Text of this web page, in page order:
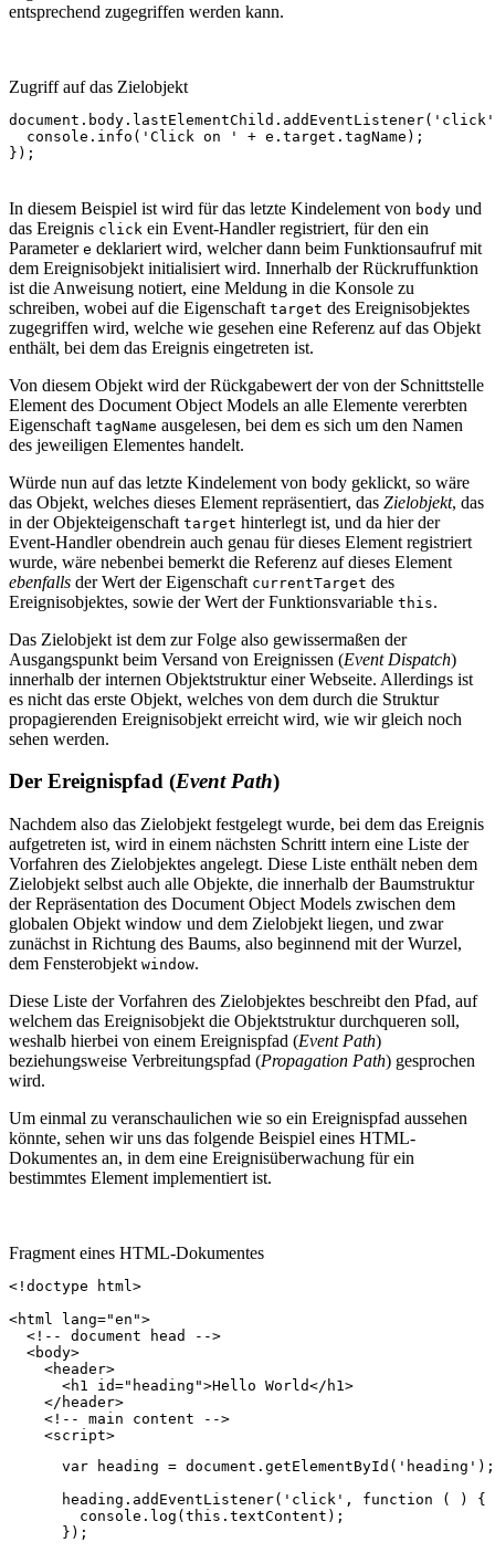
entsprechend zugegriffen werden kann.
Zugriff auf das Zielobjekt
document . body . lastElementChild . addEventListener( 'click'
console . info ( 'Click on ' + e . target . tagName );
});
In diesem Beispiel ist wird für das letzte Kindelement von body und
das Ereignis click ein Event-Handler registriert, für den ein
Parameter e deklariert wird, welcher dann beim Funktionsaufruf mit
dem Ereignisobjekt initialisiert wird. Innerhalb der Rückruffunktion
ist die Anweisung notiert, eine Meldung in die Konsole zu
schreiben, wobei auf die Eigenschaft target des Ereignisobjektes
zugegriffen wird, welche wie gesehen eine Referenz auf das Objekt
enthält, bei dem das Ereignis eingetreten ist.
Von diesem Objekt wird der Rückgabewert der von der Schnittstelle
Element des Document Object Models an alle Elemente vererbten
Eigenschaft tagName ausgelesen, bei dem es sich um den Namen
des jeweiligen Elementes handelt.
Würde nun auf das letzte Kindelement von body geklickt, so wäre
das Objekt, welches dieses Element repräsentiert, das Zielobjekt, das
in der Objekteigenschaft target hinterlegt ist, und da hier der
Event-Handler obendrein auch genau für dieses Element registriert
wurde, wäre nebenbei bemerkt die Referenz auf dieses Element
ebenfalls der Wert der Eigenschaft currentTarget des
Ereignisobjektes, sowie der Wert der Funktionsvariable this.
Das Zielobjekt ist dem zur Folge also gewissermaßen der
Ausgangspunkt beim Versand von Ereignissen (Event Dispatch)
innerhalb der internen Objektstruktur einer Webseite. Allerdings ist
es nicht das erste Objekt, welches von dem durch die Struktur
propagierenden Ereignisobjekt erreicht wird, wie wir gleich noch
sehen werden.
Der Ereignispfad (Event Path)
Nachdem also das Zielobjekt festgelegt wurde, bei dem das Ereignis
aufgetreten ist, wird in einem nächsten Schritt intern eine Liste der
Vorfahren des Zielobjektes angelegt. Diese Liste enthält neben dem
Zielobjekt selbst auch alle Objekte, die innerhalb der Baumstruktur
der Repräsentation des Document Object Models zwischen dem
globalen Objekt window und dem Zielobjekt liegen, und zwar
zunächst in Richtung des Baums, also beginnend mit der Wurzel,
dem Fensterobjekt window.
Diese Liste der Vorfahren des Zielobjektes beschreibt den Pfad, auf
welchem das Ereignisobjekt die Objektstruktur durchqueren soll,
weshalb hierbei von einem Ereignispfad (Event Path)
beziehungsweise Verbreitungspfad (Propagation Path) gesprochen
wird.
Um einmal zu veranschaulichen wie so ein Ereignispfad aussehen
könnte, sehen wir uns das folgende Beispiel eines HTML-
Dokumentes an, in dem eine Ereignisüberwachung für ein
bestimmtes Element implementiert ist.
Fragment eines HTML-Dokumentes
<!doctype html>
<html lang="en">
<!-- document head -->
<body>
<header>
<h1 id="heading">Hello World</ h1 >
</ header>
<!-- main content -->
<script>
var
heading = document . getElementById ( 'heading' );
heading . addEventListener( 'click' , function ( )
{
console . log ( this . textContent );
});